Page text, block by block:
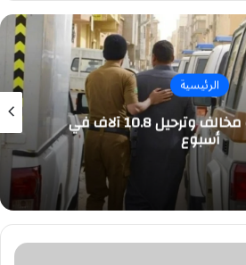
الرئيسية
ضبط 14.4 ألف مخالف وترحيل 10.8 آلاف في
أسبوع